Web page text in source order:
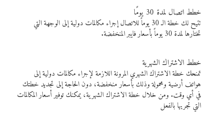
خطط اتصال لمدة 30 يومًا
تتيح لك خطة الـ 30 يوماً للاتصال إجراء مكالمات دولية إلى الوجهة التي
تختارها لمدة 30 يوماً بأسعار فايبر المنخفضة.
خطط الاشتراك الشهرية
تمنحك خطة الاشتراك الشهري المرونة اللازمة لإجراء مكالمات دولية إلى
هواتف أرضية ومحمولة وذلك بأسعار منخفضة، دون الحاجة إلى تجديد خطتك
في أي وقت. ومن خلال خطة الاشتراك الشهرية، يمكنك توفير أسعار المكالمات
التي تجريها بالفعل